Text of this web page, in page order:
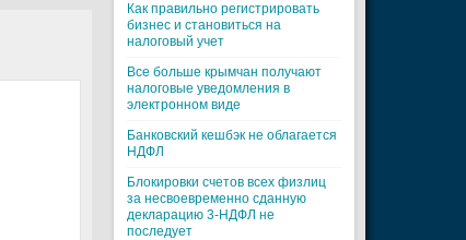
Как правильно регистрировать
бизнес и становиться на
налоговый учет
Все больше крымчан получают
налоговые уведомления в
электронном виде
Банковский кешбэк не облагается
НДФЛ
Блокировки счетов всех физлиц
за несвоевременно сданную
декларацию 3-НДФЛ не
последует